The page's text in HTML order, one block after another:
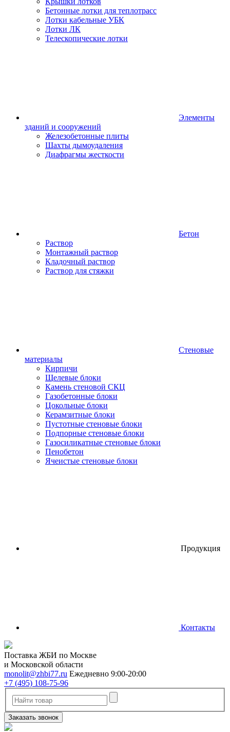
Бетонные лотки для теплотрасс
Лотки кабельные УБК
Лотки ЛК
Телескопические лотки
Элементы
зданий и сооружений
Железобетонные плиты
Шахты дымоудаления
Диафрагмы жесткости
Бетон
Раствор
Монтажный раствор
Кладочный раствор
Раствор для стяжки
Стеновые
материалы
Кирпичи
Щелевые блоки
Камень стеновой СКЦ
Газобетонные блоки
Цокольные блоки
Керамзитные блоки
Пустотные стеновые блоки
Подпорные стеновые блоки
Газосиликатные стеновые блоки
Пенобетон
Ячеистые стеновые блоки
Продукция
Контакты
Поставка ЖБИ по Москве
и Московской области
monolit@zhbi77.ru Ежедневно 9:00-20:00
+7 (495) 108-75-96
Заказать звонок